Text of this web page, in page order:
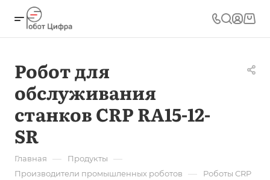
Робот для
обслуживания
станков CRP RA15-12-
SR
Главная — Продукты —
Производители промышленных роботов — Роботы CRP